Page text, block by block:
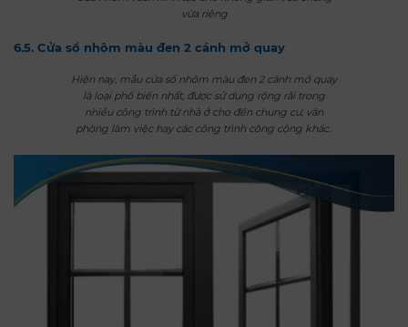
vừa riêng
6.5. Cửa sổ nhôm màu đen 2 cánh mở quay
Hiện nay, mẫu cửa sổ nhôm màu đen 2 cánh mở quay
là loại phổ biến nhất, được sử dụng rộng rãi trong
nhiều công trình từ nhà ở cho đến chung cư, văn
phòng làm việc hay các công trình công cộng khác.